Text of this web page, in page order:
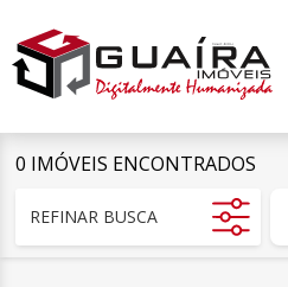
0 IMÓVEIS ENCONTRADOS
REFINAR BUSCA